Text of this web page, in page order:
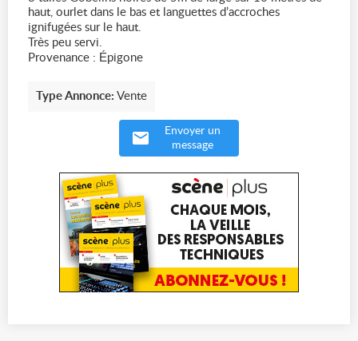
haut, ourlet dans le bas et languettes d’accroches
ignifugées sur le haut.
Très peu servi.
Provenance : Épigone
Type Annonce: Vente
Envoyer un
message